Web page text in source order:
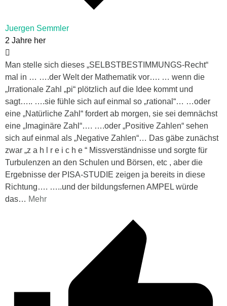
Juergen Semmler
2 Jahre her
Man stelle sich dieses „SELBSTBESTIMMUNGS-Recht“
mal in … ….der Welt der Mathematik vor…. … wenn die
„Irrationale Zahl „pi“ plötzlich auf die Idee kommt und
sagt….. ….sie fühle sich auf einmal so „rational“… …oder
eine „Natürliche Zahl“ fordert ab morgen, sie sei demnächst
eine „Imaginäre Zahl“…. ….oder „Positive Zahlen“ sehen
sich auf einmal als „Negative Zahlen“… Das gäbe zunächst
zwar „z a h l r e i c h e “ Missverständnisse und sorgte für
Turbulenzen an den Schulen und Börsen, etc , aber die
Ergebnisse der PISA-STUDIE zeigen ja bereits in diese
Richtung…. …..und der bildungsfernen AMPEL würde
das… Mehr